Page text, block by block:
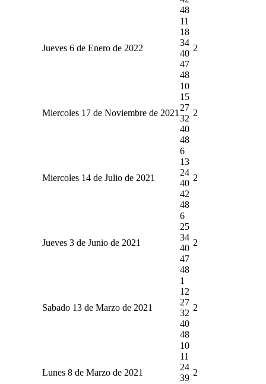
48
Jueves 6 de Enero de 2022
11
18
34
40
47
48
2
Miercoles 17 de Noviembre de 2021
10
15
27
32
40
48
2
Miercoles 14 de Julio de 2021
6
13
24
40
42
48
2
Jueves 3 de Junio de 2021
6
25
34
40
47
48
2
Sabado 13 de Marzo de 2021
1
12
27
32
40
48
2
Lunes 8 de Marzo de 2021
10
11
24
39
2